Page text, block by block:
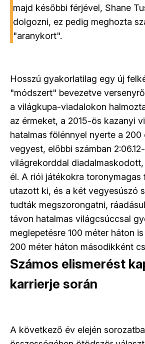
majd későbbi férjével, Shane
dolgozni, ez pedig meghozta
"aranykort".
Hosszú gyakorlatilag egy új
"módszert" bevezetve
a világkupa-viadalokon
az érmeket, a 2015-ös kazanyi
hatalmas fölénnyel nyerte a 200
vegyest, előbbi számban
világrekorddal diadalmaskodott,
él. A riói játékokra toronymagas
utazott ki, és a két vegyesúszó
tudták megszorongatni,
távon hatalmas világcsúccsal
meglepetésre 100 méter háton
200 méter háton másodikként
Számos elismerést
karrierje során
A következő év elején